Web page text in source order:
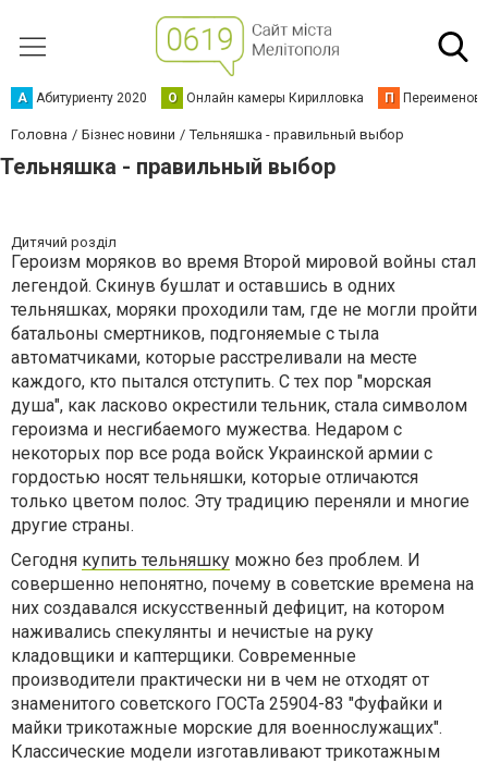
А Абитуриенту 2020 О Онлайн камеры Кирилловка П
Головна Бізнес новини Тельняшка - правильный выбор
Тельняшка - правильный выбор
Дитячий розділ
Героизм моряков во время Второй мировой войны стал
легендой. Скинув бушлат и оставшись в одних
тельняшках, моряки проходили там, где не могли пройти
батальоны смертников, подгоняемые с тыла
автоматчиками, которые расстреливали на месте
каждого, кто пытался отступить. С тех пор ″морская
душа″, как ласково окрестили тельник, стала символом
героизма и несгибаемого мужества. Недаром с
некоторых пор все рода войск Украинской армии с
гордостью носят тельняшки, которые отличаются
только цветом полос. Эту традицию переняли и многие
другие страны.
Сегодня купить тельняшку можно без проблем. И
совершенно непонятно, почему в советские времена на
них создавался искусственный дефицит, на котором
наживались спекулянты и нечистые на руку
кладовщики и каптерщики. Современные
производители практически ни в чем не отходят от
знаменитого советского ГОСТа 25904-83 ″Фуфайки и
майки трикотажные морские для военнослужащих″.
Классические модели изготавливают трикотажным